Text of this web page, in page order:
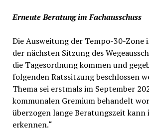
Erneute Beratung im Fachausschuss
Die Ausweitung der Tempo-30-Zone
der nächsten Sitzung des
die Tagesordnung kommen und
folgenden Ratssitzung beschlossen
Thema sei erstmals im September
kommunalen Gremium behandelt
überzogen lange Beratungszeit kann
erkennen.“